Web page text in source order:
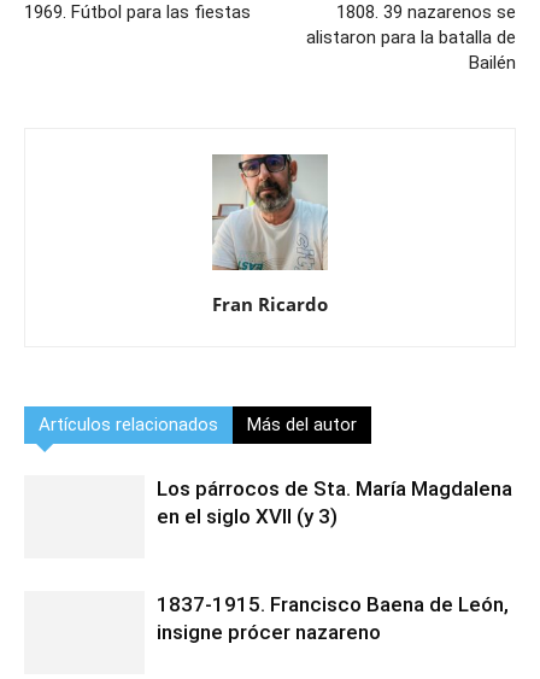
1969. Fútbol para las fiestas
1808. 39 nazarenos se
alistaron para la batalla de
Bailén
Fran Ricardo
Artículos relacionados Más del autor
Los párrocos de Sta. María Magdalena
en el siglo XVII (y 3)
1837-1915. Francisco Baena de León,
insigne prócer nazareno